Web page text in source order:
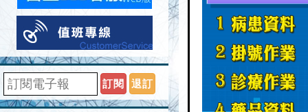
訂閱 退訂